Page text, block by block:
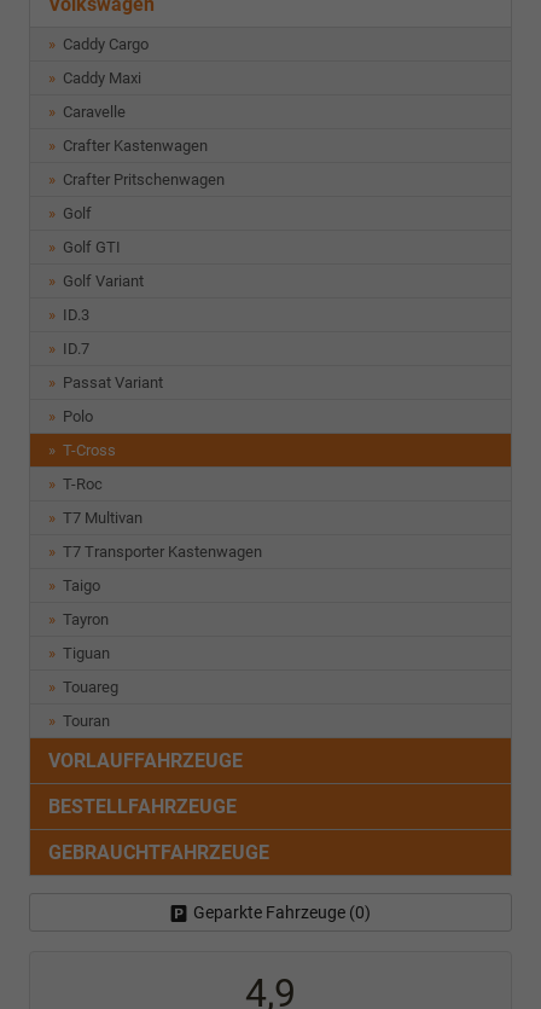
Caddy Cargo
Caddy Maxi
Caravelle
Crafter Kastenwagen
Crafter Pritschenwagen
Golf
Golf GTI
Golf Variant
ID.3
ID.7
Passat Variant
Polo
T-Cross
T-Roc
T7 Multivan
T7 Transporter Kastenwagen
Taigo
Tayron
Tiguan
Touareg
Touran
VORLAUFFAHRZEUGE
BESTELLFAHRZEUGE
GEBRAUCHTFAHRZEUGE
Geparkte Fahrzeuge (0)
4,9